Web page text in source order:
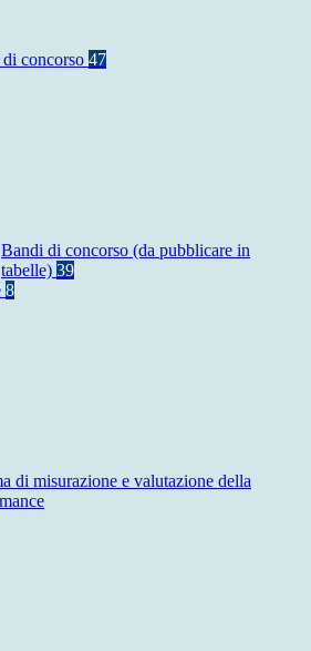
concorso 47
Bandi di concorso (da pubblicare in
tabelle) 39
8
di misurazione e valutazione della